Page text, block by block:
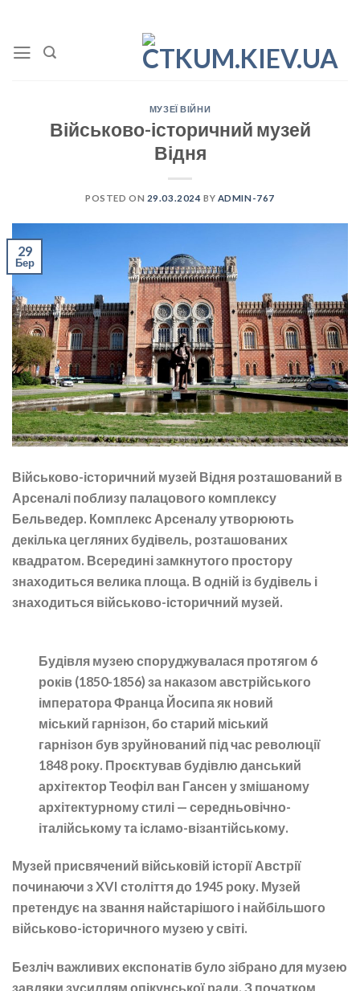
content
МУЗЕЇ ВІЙНИ
Військово-історичний музей
Відня
POSTED ON 29.03.2024 BY ADMIN-767
29
Бер
Військово-історичний музей Відня розташований в
Арсеналі поблизу палацового комплексу
Бельведер. Комплекс Арсеналу утворюють
декілька цегляних будівель, розташованих
квадратом. Всередині замкнутого простору
знаходиться велика площа. В одній із будівель і
знаходиться військово-історичний музей.
Будівля музею споруджувалася протягом 6
років (1850-1856) за наказом австрійського
імператора Франца Йосипа як новий
міський гарнізон, бо старий міський
гарнізон був зруйнований під час революції
1848 року. Проєктував будівлю данський
архітектор Теофіл ван Гансен у змішаному
архітектурному стилі — середньовічно-
італійському та ісламо-візантійському.
Музей присвячений військовій історії Австрії
починаючи з XVI століття до 1945 року. Музей
претендує на звання найстарішого і найбільшого
військово-історичного музею у світі.
Безліч важливих експонатів було зібрано для музею
завдяки зусиллям опікунської ради. З початком